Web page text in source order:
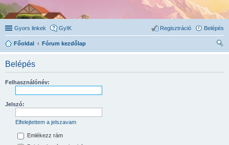
Gyors linkek GyIK Belépés
Regisztráció
Főoldal
Fórum kezdőlap
Belépés
Felhasználónév:
Jelszó:
Elfelejtettem a jelszavam
Emlékezz rám